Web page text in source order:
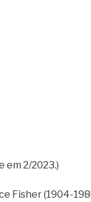
stars
em 2/2023.)
Fisher (1904-